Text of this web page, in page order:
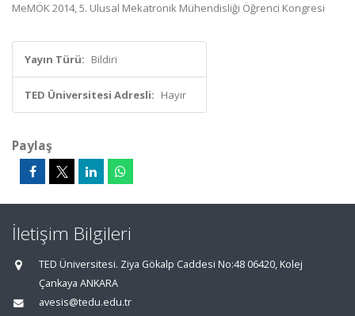
MeMÖK 2014, 5. Ulusal Mekatronik Mühendisliği Öğrenci Kongresi
Yayın Türü: Bildiri
TED Üniversitesi Adresli: Hayır
Paylaş
İletişim Bilgileri
TED Üniversitesi. Ziya Gökalp Caddesi No:48 06420, Kolej
Çankaya ANKARA
avesis@tedu.edu.tr